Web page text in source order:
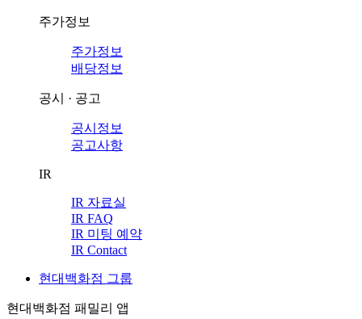
주가정보
주가정보
배당정보
공시 · 공고
공시정보
공고사항
IR
IR 자료실
IR FAQ
IR 미팅 예약
IR Contact
현대백화점 그룹
현대백화점 패밀리 앱